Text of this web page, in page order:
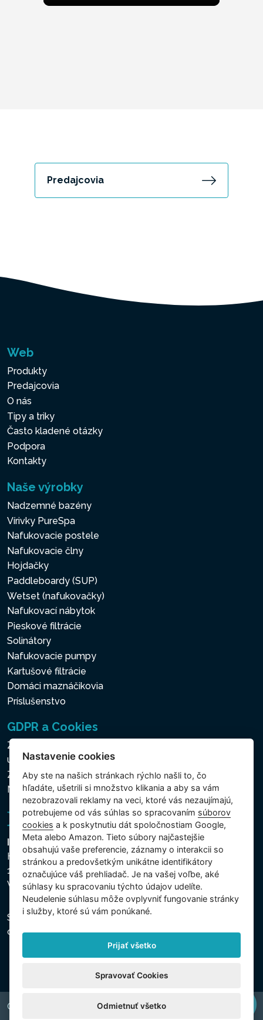
Predajcovia
Web
Produkty
Predajcovia
O nás
Tipy a triky
Často kladené otázky
Podpora
Kontakty
Naše výrobky
Nadzemné bazény
Vírivky PureSpa
Nafukovacie postele
Nafukovacie člny
Hojdačky
Paddleboardy (SUP)
Wetset (nafukovačky)
Nafukovací nábytok
Pieskové filtrácie
Solinátory
Nafukovacie pumpy
Kartušové filtrácie
Domáci maznáčikovia
Príslušenstvo
GDPR a Cookies
Zásady ochrany osobných a ďalších spracovávaných
údajov
Zásady používania súborov cookies
Nastavenie cookies
Intex Trading, s.r.o.
Hradecká 2526/3
130 00 Praha 3
Vinohrady - Česká republika
Spoločnosť je zapísaná na Mestskom súde v Prahe,
oddiel C, vložka 74759, IČO 26150808, DIČ CZ26150808.
Copyright © 2026 INTEX TRADING s.r.o. All rights reserved.
Nastavenie cookies
Aby ste na našich stránkach rýchlo našli to, čo
hľadáte, ušetrili si množstvo klikania a aby sa vám
nezobrazovali reklamy na veci, ktoré vás nezaujímajú,
potrebujeme od vás súhlas so spracovaním súborov
cookies a k poskytnutiu dát spoločnostiam Google,
Meta alebo Amazon. Tieto súbory najčastejšie
obsahujú vaše preferencie, záznamy o interakcii so
stránkou a predovšetkým unikátne identifikátory
označujúce váš prehliadač. Je na vašej voľbe, aké
súhlasy ku spracovaniu týchto údajov udelíte.
Neudelenie súhlasu mȏže ovplyvniť fungovanie stránky
i služby, ktoré sú vám ponúkané.
Prijať všetko
Spravovať Cookies
Odmietnuť všetko